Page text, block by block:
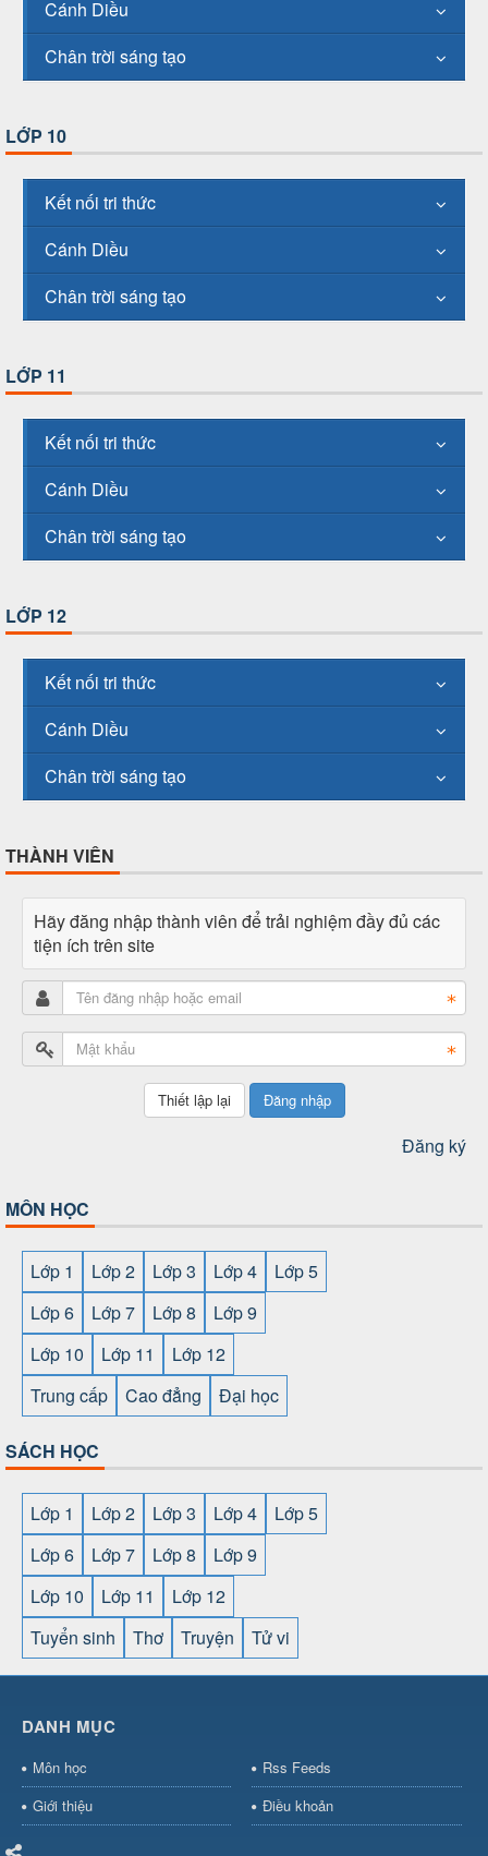
Cánh Diều
Chân trời sáng tạo
LỚP 10
Kết nối tri thức
Cánh Diều
Chân trời sáng tạo
LỚP 11
Kết nối tri thức
Cánh Diều
Chân trời sáng tạo
LỚP 12
Kết nối tri thức
Cánh Diều
Chân trời sáng tạo
THÀNH VIÊN
Hãy đăng nhập thành viên để trải nghiệm đầy đủ các
tiện ích trên site
Đăng nhập
Đăng ký
MÔN HỌC
Lớp 1 Lớp 2 Lớp 3 Lớp 4
Lớp 5
Lớp 6
Lớp 7 Lớp 8
Lớp 9
Lớp 10
Lớp 11
Lớp 12
Trung cấp
Cao đẳng Đại học
SÁCH HỌC
Lớp 1 Lớp 2 Lớp 3 Lớp 4
Lớp 5
Lớp 6
Lớp 7 Lớp 8
Lớp 9
Lớp 10
Lớp 11
Lớp 12
Tuyển sinh
Thơ Truyện Tử vi
cái OPEN88⇔
⇔https://gameb52a.club/ https://new88.biz/
bài⇔bóng đá trực tiếp⇔fly88
select⇔https://xocdiaonline.ae ⇔https://cm88.dad/
⇔F168⇔https://f168.tech/ ⇔cm88⇔https://
DANH MỤC
Môn học
Rss Feeds
Giới thiệu
Điều khoản